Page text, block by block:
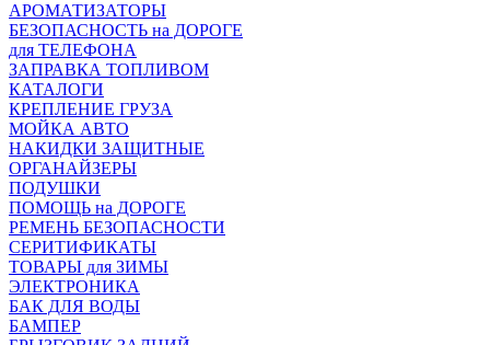
АРОМАТИЗАТОРЫ
БЕЗОПАСНОСТЬ на ДОРОГЕ
для ТЕЛЕФОНА
ЗАПРАВКА ТОПЛИВОМ
КАТАЛОГИ
КРЕПЛЕНИЕ ГРУЗА
МОЙКА АВТО
НАКИДКИ ЗАЩИТНЫЕ
ОРГАНАЙЗЕРЫ
ПОДУШКИ
ПОМОЩЬ на ДОРОГЕ
РЕМЕНЬ БЕЗОПАСНОСТИ
СЕРИТИФИКАТЫ
ТОВАРЫ для ЗИМЫ
ЭЛЕКТРОНИКА
БАК ДЛЯ ВОДЫ
БАМПЕР